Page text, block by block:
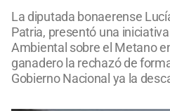
La diputada bonaerense
Patria, presentó una
Ambiental sobre el Metano
ganadero la rechazó de
Gobierno Nacional ya la